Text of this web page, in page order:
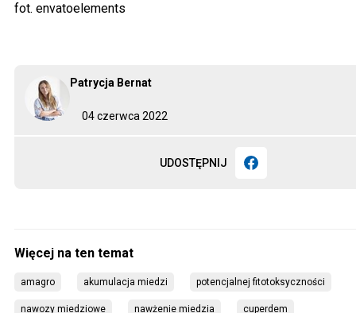
04 czerwca 2022
Patrycja Bernat
UDOSTĘPNIJ
fot. envatoelements
amagro akumulacja miedzi potencjalnej fitotoksyczności
nawozy miedziowe nawżenie miedzia cuperdem